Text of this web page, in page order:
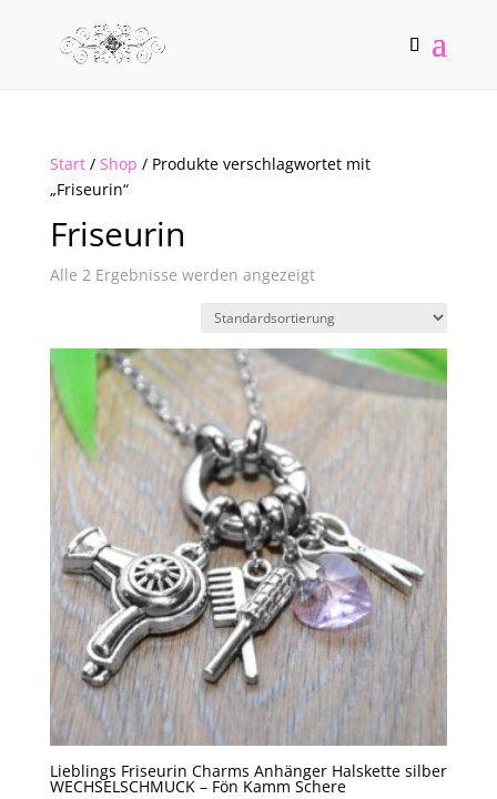
Start/ Shop / Produkte verschlagwortet mit
„Friseurin“
Friseurin
Alle 2 Ergebnisse werden angezeigt
Lieblings Friseurin Charms Anhänger Halskette silber
WECHSELSCHMUCK – Fön Kamm Schere